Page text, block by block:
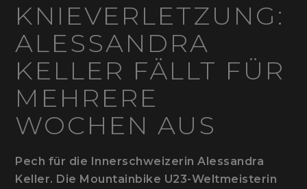
KNIEVERLETZUNG:
ALESSANDRA
KELLER FÄLLT FÜR
MEHRERE
WOCHEN AUS
Pech für die Innerschweizerin Alessandra
Keller. Die Mountainbike U23-Weltmeisterin